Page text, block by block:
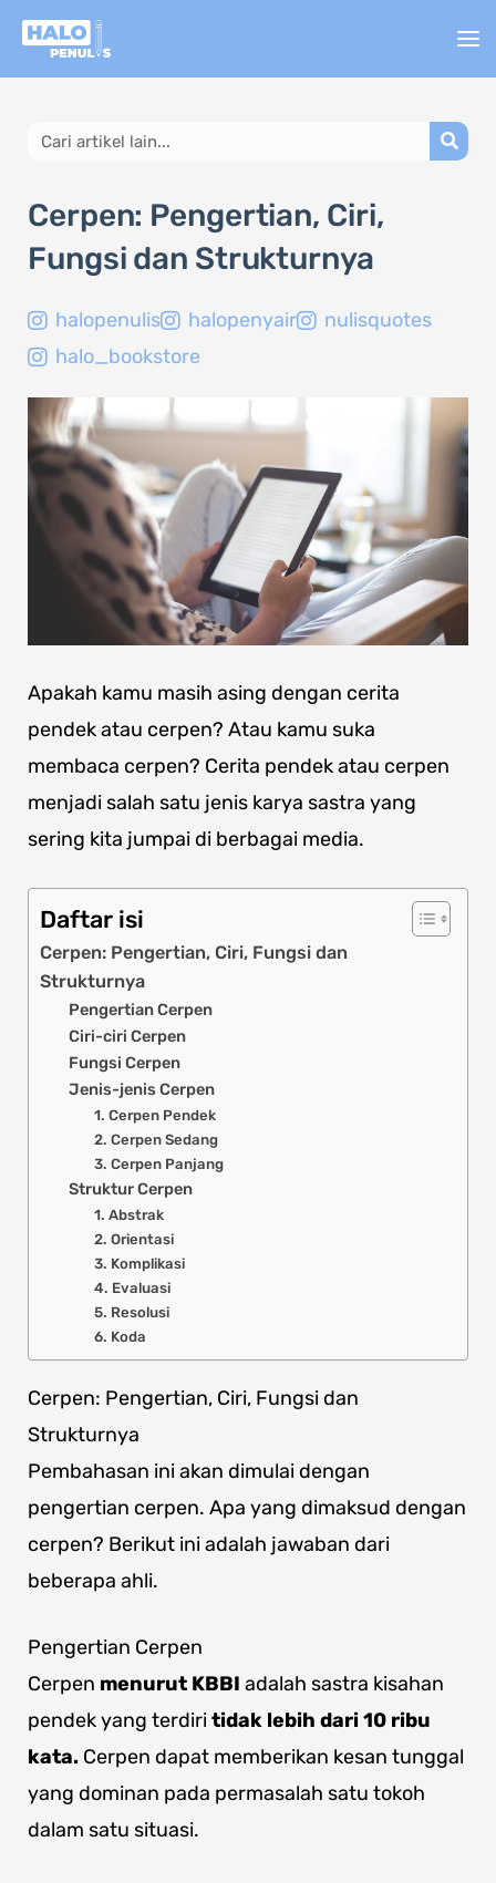
Lewati
Search
Cerpen: Pengertian, Ciri,
Fungsi dan Strukturnya
halopenulis halopenyair
nulisquotes
halo_bookstore
Apakah kamu masih asing dengan cerita
pendek atau cerpen? Atau kamu suka
membaca cerpen? Cerita pendek atau cerpen
menjadi salah satu jenis karya sastra yang
sering kita jumpai di berbagai media.
Daftar isi
Cerpen: Pengertian, Ciri, Fungsi dan
Strukturnya
Pengertian Cerpen
Ciri-ciri Cerpen
Fungsi Cerpen
Jenis-jenis Cerpen
1. Cerpen Pendek
2. Cerpen Sedang
3. Cerpen Panjang
Struktur Cerpen
1. Abstrak
2. Orientasi
3. Komplikasi
4. Evaluasi
5. Resolusi
6. Koda
Cerpen: Pengertian, Ciri, Fungsi dan
Strukturnya
Pembahasan ini akan dimulai dengan
pengertian cerpen. Apa yang dimaksud dengan
cerpen? Berikut ini adalah jawaban dari
beberapa ahli.
Pengertian Cerpen
Cerpen menurut KBBI adalah sastra kisahan
pendek yang terdiritidak lebih dari 10 ribu
kata. Cerpen dapat memberikan kesan tunggal
yang dominan pada permasalah satu tokoh
dalam satu situasi.